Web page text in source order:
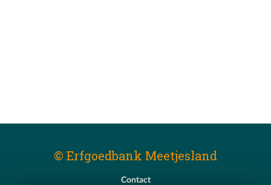
© Erfgoedbank Meetjesland
Contact